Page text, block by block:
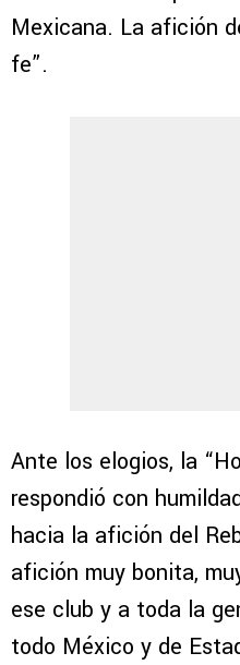
Mexicana. La afición
fe”.
Ante los elogios, la
respondió con
hacia la afición del
afición muy bonita,
ese club y a toda la
todo México y de